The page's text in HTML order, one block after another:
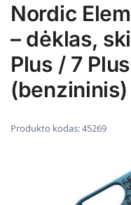
Nordic
– dėklas,
Plus / 7
(benzininis)
Produkto kodas:45269